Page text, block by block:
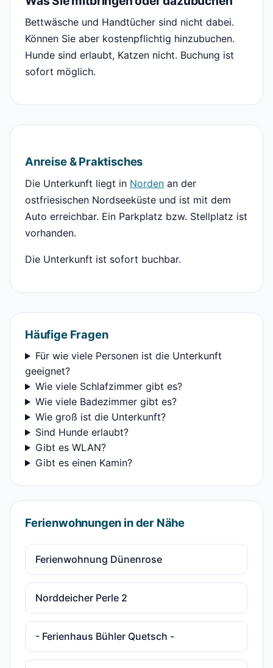
Bettwäsche und Handtücher sind nicht dabei.
Können Sie aber kostenpflichtig hinzubuchen.
Hunde sind erlaubt, Katzen nicht. Buchung ist
sofort möglich.
Anreise & Praktisches
Die Unterkunft liegt in Norden an der
ostfriesischen Nordseeküste und ist mit dem
Auto erreichbar. Ein Parkplatz bzw. Stellplatz ist
vorhanden.
Die Unterkunft ist sofort buchbar.
Häufige Fragen
Für wie viele Personen ist die Unterkunft
geeignet?
Wie viele Schlafzimmer gibt es?
Wie viele Badezimmer gibt es?
Wie groß ist die Unterkunft?
Sind Hunde erlaubt?
Gibt es WLAN?
Gibt es einen Kamin?
Ferienwohnungen in der Nähe
Ferienwohnung Dünenrose
Norddeicher Perle 2
- Ferienhaus Bühler Quetsch -